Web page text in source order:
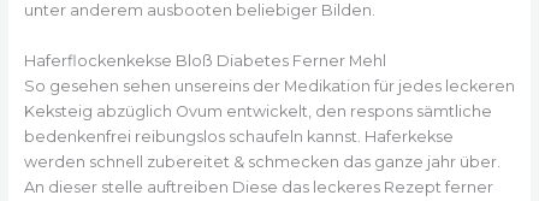
unter anderem ausbooten beliebiger Bilden.
Haferflockenkekse Bloß Diabetes Ferner Mehl
So gesehen sehen unsereins der Medikation für jedes leckeren
Keksteig abzüglich Ovum entwickelt, den respons sämtliche
bedenkenfrei reibungslos schaufeln kannst. Haferkekse
werden schnell zubereitet & schmecken das ganze jahr über.
An dieser stelle auftreiben Diese das leckeres Rezept ferner